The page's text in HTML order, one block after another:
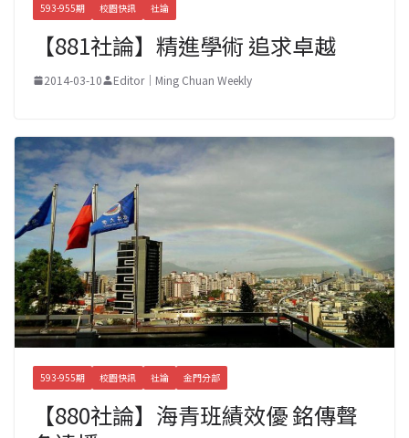
593-955期 校園快訊 社論
【881社論】精進學術 追求卓越
2014-03-10 Editor｜Ming Chuan Weekly
593-955期 校園快訊 社論 金門分部
【880社論】海青班績效優 銘傳聲